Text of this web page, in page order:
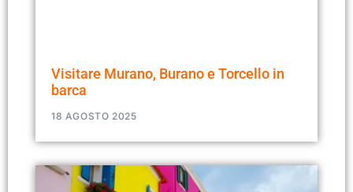
Visitare Murano, Burano e Torcello in
barca
18 AGOSTO 2025